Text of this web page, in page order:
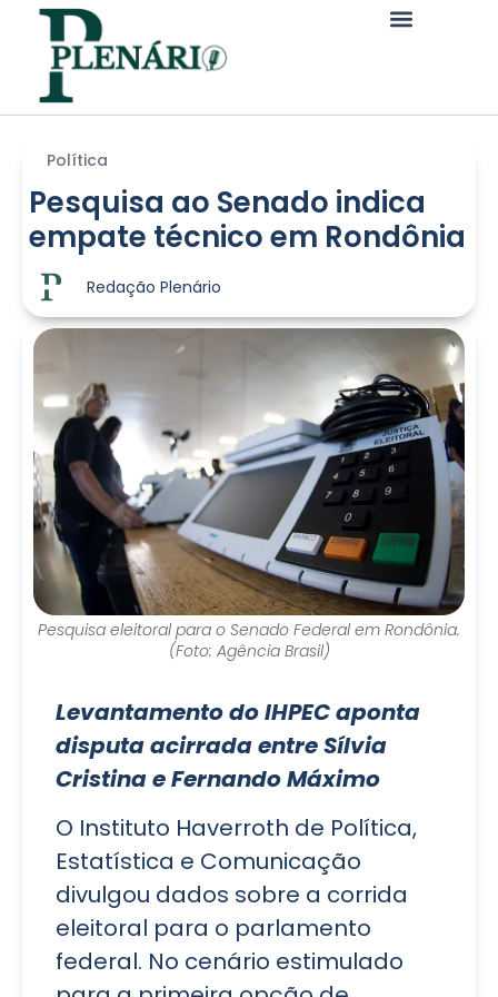
Política
Pesquisa ao Senado indica
empate técnico em Rondônia
Redação Plenário
Pesquisa eleitoral para o Senado Federal em Rondônia.
(Foto: Agência Brasil)
Levantamento do IHPEC aponta
disputa acirrada entre Sílvia
Cristina e Fernando Máximo
O Instituto Haverroth de Política,
Estatística e Comunicação
divulgou dados sobre a corrida
eleitoral para o parlamento
federal. No cenário estimulado